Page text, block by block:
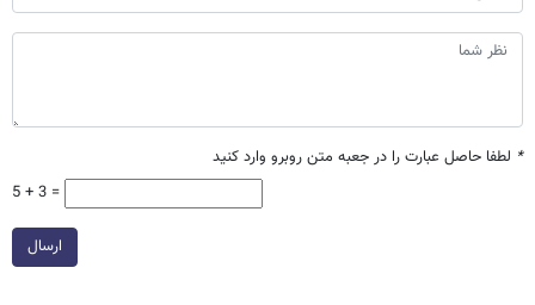
* لطفا حاصل عبارت را در جعبه متن روبرو وارد کنید
5 + 3 =
ارسال